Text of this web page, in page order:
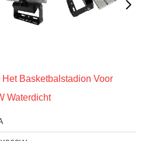
Basketbalstadion Voor
Waterdicht